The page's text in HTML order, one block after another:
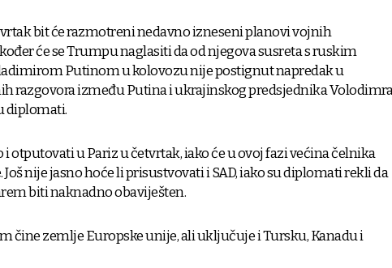
bit će razmotreni nedavno izneseni planovi vojnih
će se Trumpu naglasiti da od njegova susreta s ruskim
Putinom u kolovozu nije postignut napredak u
razgovora između Putina i ukrajinskog predsjednika Volodimra
diplomati.
i otputovati u Pariz u četvrtak, iako će u ovoj fazi većina čelnika
nije jasno hoće li prisustvovati i SAD, iako su diplomati rekli da
biti naknadno obaviješten.
čine zemlje Europske unije, ali uključuje i Tursku, Kanadu i